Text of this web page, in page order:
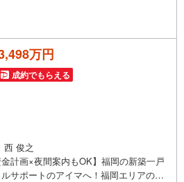
万円
成約でもらえる
西 俊之
金計画×夜間案内もOK】福岡の新築一戸
サポートのアイマへ！福岡エリアの最